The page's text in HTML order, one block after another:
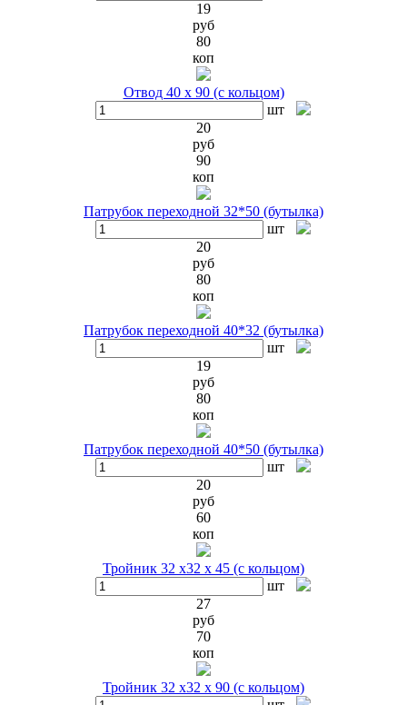
19
руб
80
коп
Отвод 40 х 90 (с кольцом)
шт
20
руб
90
коп
Патрубок переходной 32*50 (бутылка)
шт
20
руб
80
коп
Патрубок переходной 40*32 (бутылка)
шт
19
руб
80
коп
Патрубок переходной 40*50 (бутылка)
шт
20
руб
60
коп
Тройник 32 х32 х 45 (с кольцом)
шт
27
руб
70
коп
Тройник 32 х32 х 90 (с кольцом)